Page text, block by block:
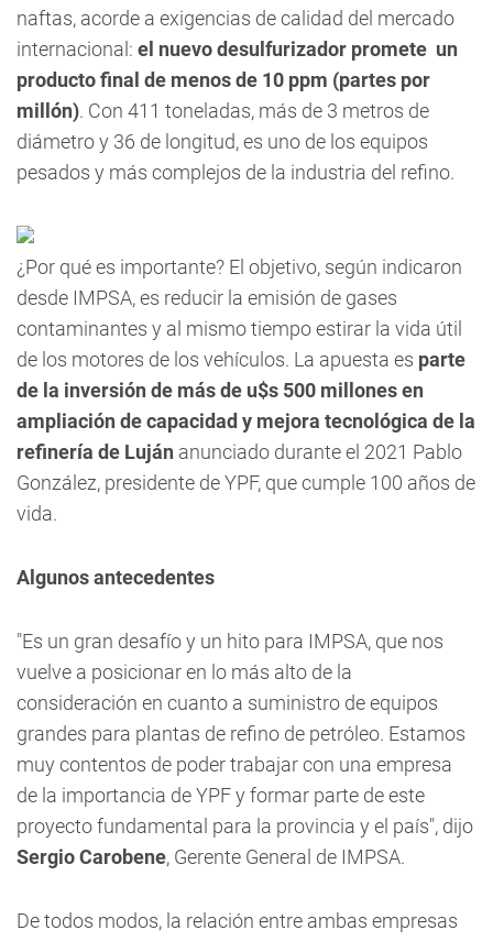
naftas, acorde a exigencias de calidad del mercado
internacional: el nuevo desulfurizador promete un
producto final de menos de 10 ppm (partes por
millón). Con 411 toneladas, más de 3 metros de
diámetro y 36 de longitud, es uno de los equipos
pesados y más complejos de la industria del refino.
¿Por qué es importante? El objetivo, según indicaron
desde IMPSA, es reducir la emisión de gases
contaminantes y al mismo tiempo estirar la vida útil
de los motores de los vehículos. La apuesta es parte
de la inversión de más de u$s 500 millones en
ampliación de capacidad y mejora tecnológica de la
refinería de Luján anunciado durante el 2021 Pablo
González, presidente de YPF, que cumple 100 años de
vida.
Algunos antecedentes
"Es un gran desafío y un hito para IMPSA, que nos
vuelve a posicionar en lo más alto de la
consideración en cuanto a suministro de equipos
grandes para plantas de refino de petróleo. Estamos
muy contentos de poder trabajar con una empresa
de la importancia de YPF y formar parte de este
proyecto fundamental para la provincia y el país", dijo
Sergio Carobene, Gerente General de IMPSA.
De todos modos, la relación entre ambas empresas